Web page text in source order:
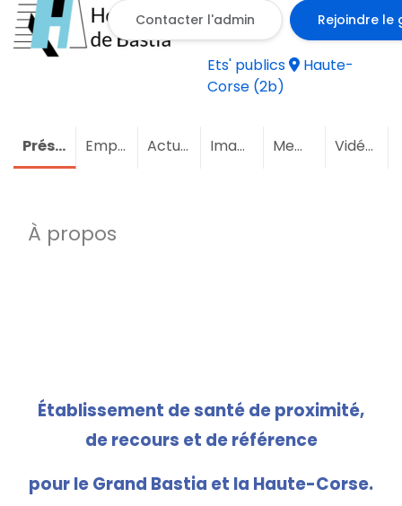
(HAUTE-
CORSE)
Contacter l'admin Rejoindre le
Ets' publics
Haute-
Corse (2b)
Présentation Emploi Actualités Images Membres (14)
Vidéos
À propos
Établissement de santé de proximité,
de recours et de référence
pour le Grand Bastia et la Haute-Corse.